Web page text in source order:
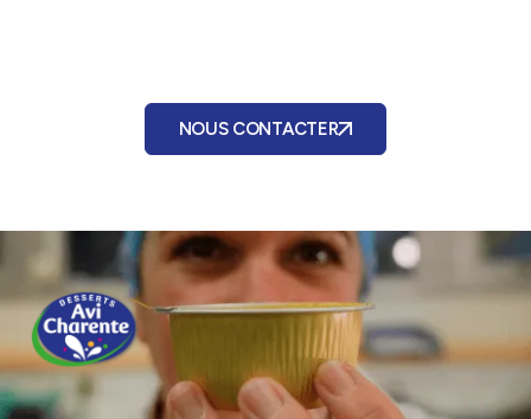
NOUS CONTACTER
Nos marchés